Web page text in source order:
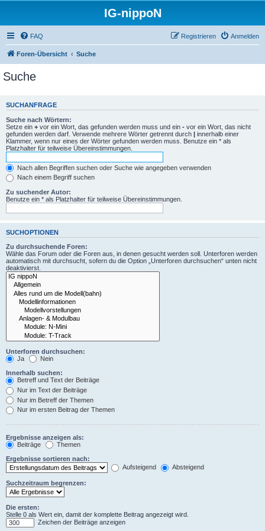
IG-nippoN
FAQ Anmelden
Registrieren
Foren-Übersicht Suche
Suche
SUCHANFRAGE
Suche nach Wörtern:
Setze ein + vor ein Wort, das gefunden werden muss und ein - vor ein Wort, das nicht
gefunden werden darf. Verwende mehrere Wörter getrennt durch | innerhalb einer
Klammer, wenn nur eines der Wörter gefunden werden muss. Benutze ein * als
Platzhalter für teilweise Übereinstimmungen.
Nach allen Begriffen suchen oder Suche wie angegeben verwenden
Nach einem Begriff suchen
Zu suchender Autor:
Benutze ein * als Platzhalter für teilweise Übereinstimmungen.
SUCHOPTIONEN
Zu durchsuchende Foren:
Wähle das Forum oder die Foren aus, in denen gesucht werden soll. Unterforen werden
automatisch mit durchsucht, sofern du die Option „Unterforen durchsuchen“ unten nicht
deaktivierst.
Unterforen durchsuchen:
Ja
Nein
Innerhalb suchen:
Betreff und Text der Beiträge
Nur im Text der Beiträge
Nur im Betreff der Themen
Nur im ersten Beitrag der Themen
Ergebnisse anzeigen als:
Beiträge
Themen
Ergebnisse sortieren nach:
Aufsteigend
Absteigend
Suchzeitraum begrenzen:
Die ersten:
Stelle 0 als Wert ein, damit der komplette Beitrag angezeigt wird.
Zeichen der Beiträge anzeigen